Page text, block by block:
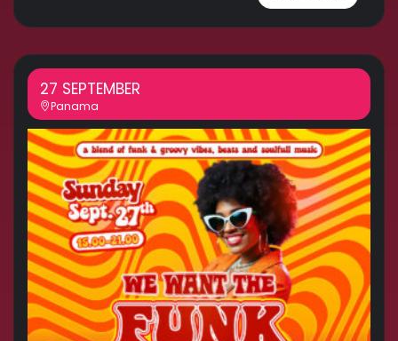
27 SEPTEMBER
Panama